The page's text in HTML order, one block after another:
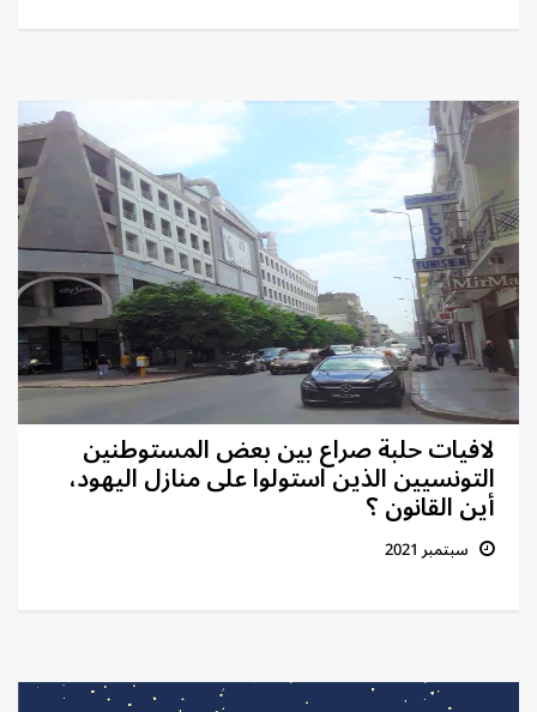
لافيات حلبة صراع بين بعض المستوطنين
التونسيين الذين استولوا على منازل اليهود،
أين القانون ؟
سبتمبر 2021